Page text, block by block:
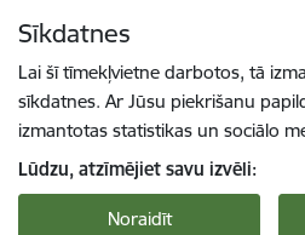
Sīkdatnes
Lai šī tīmekļvietne darbotos, tā
sīkdatnes. Ar Jūsu piekrišanu
izmantotas statistikas un sociālo
Lūdzu, atzīmējiet savu izvēli:
Noraidīt